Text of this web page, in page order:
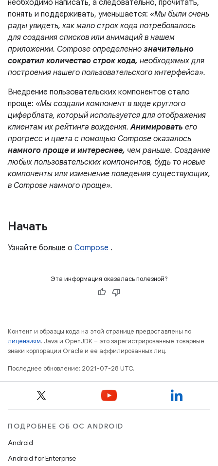
необходимо написать, а следовательно, прочитать,
понять и поддерживать, уменьшается: «Мы были очень
рады увидеть, как мало строк кода потребовалось
для создания списков или анимаций в нашем
приложении. Compose определенно значительно
сократил количество строк кода, необходимых для
построения нашего пользовательского интерфейса».
Внедрение пользовательских компонентов стало
проще: «Мы создали компонент в виде круглого
циферблата, который используется для отображения
клиентам их рейтинга вождения.Анимировать его
прогресс и цвета с помощью Compose оказалось
намного проще и интереснее, чем раньше. Создание
любых пользовательских компонентов, будь то новые
компоненты или изменение поведения существующих,
в Compose намного проще».
Начать
Узнайте больше о Compose .
Эта информация оказалась полезной?
Контент и образцы кода на этой странице предоставлены по
лицензиям. Java и OpenJDK – это зарегистрированные товарные
знаки корпорации Oracle и ее аффилированных лиц.
Последнее обновление: 2021-07-28 UTC.
ПОДРОБНЕЕ ОБ ОС ANDROID
Android
Android for Enterprise